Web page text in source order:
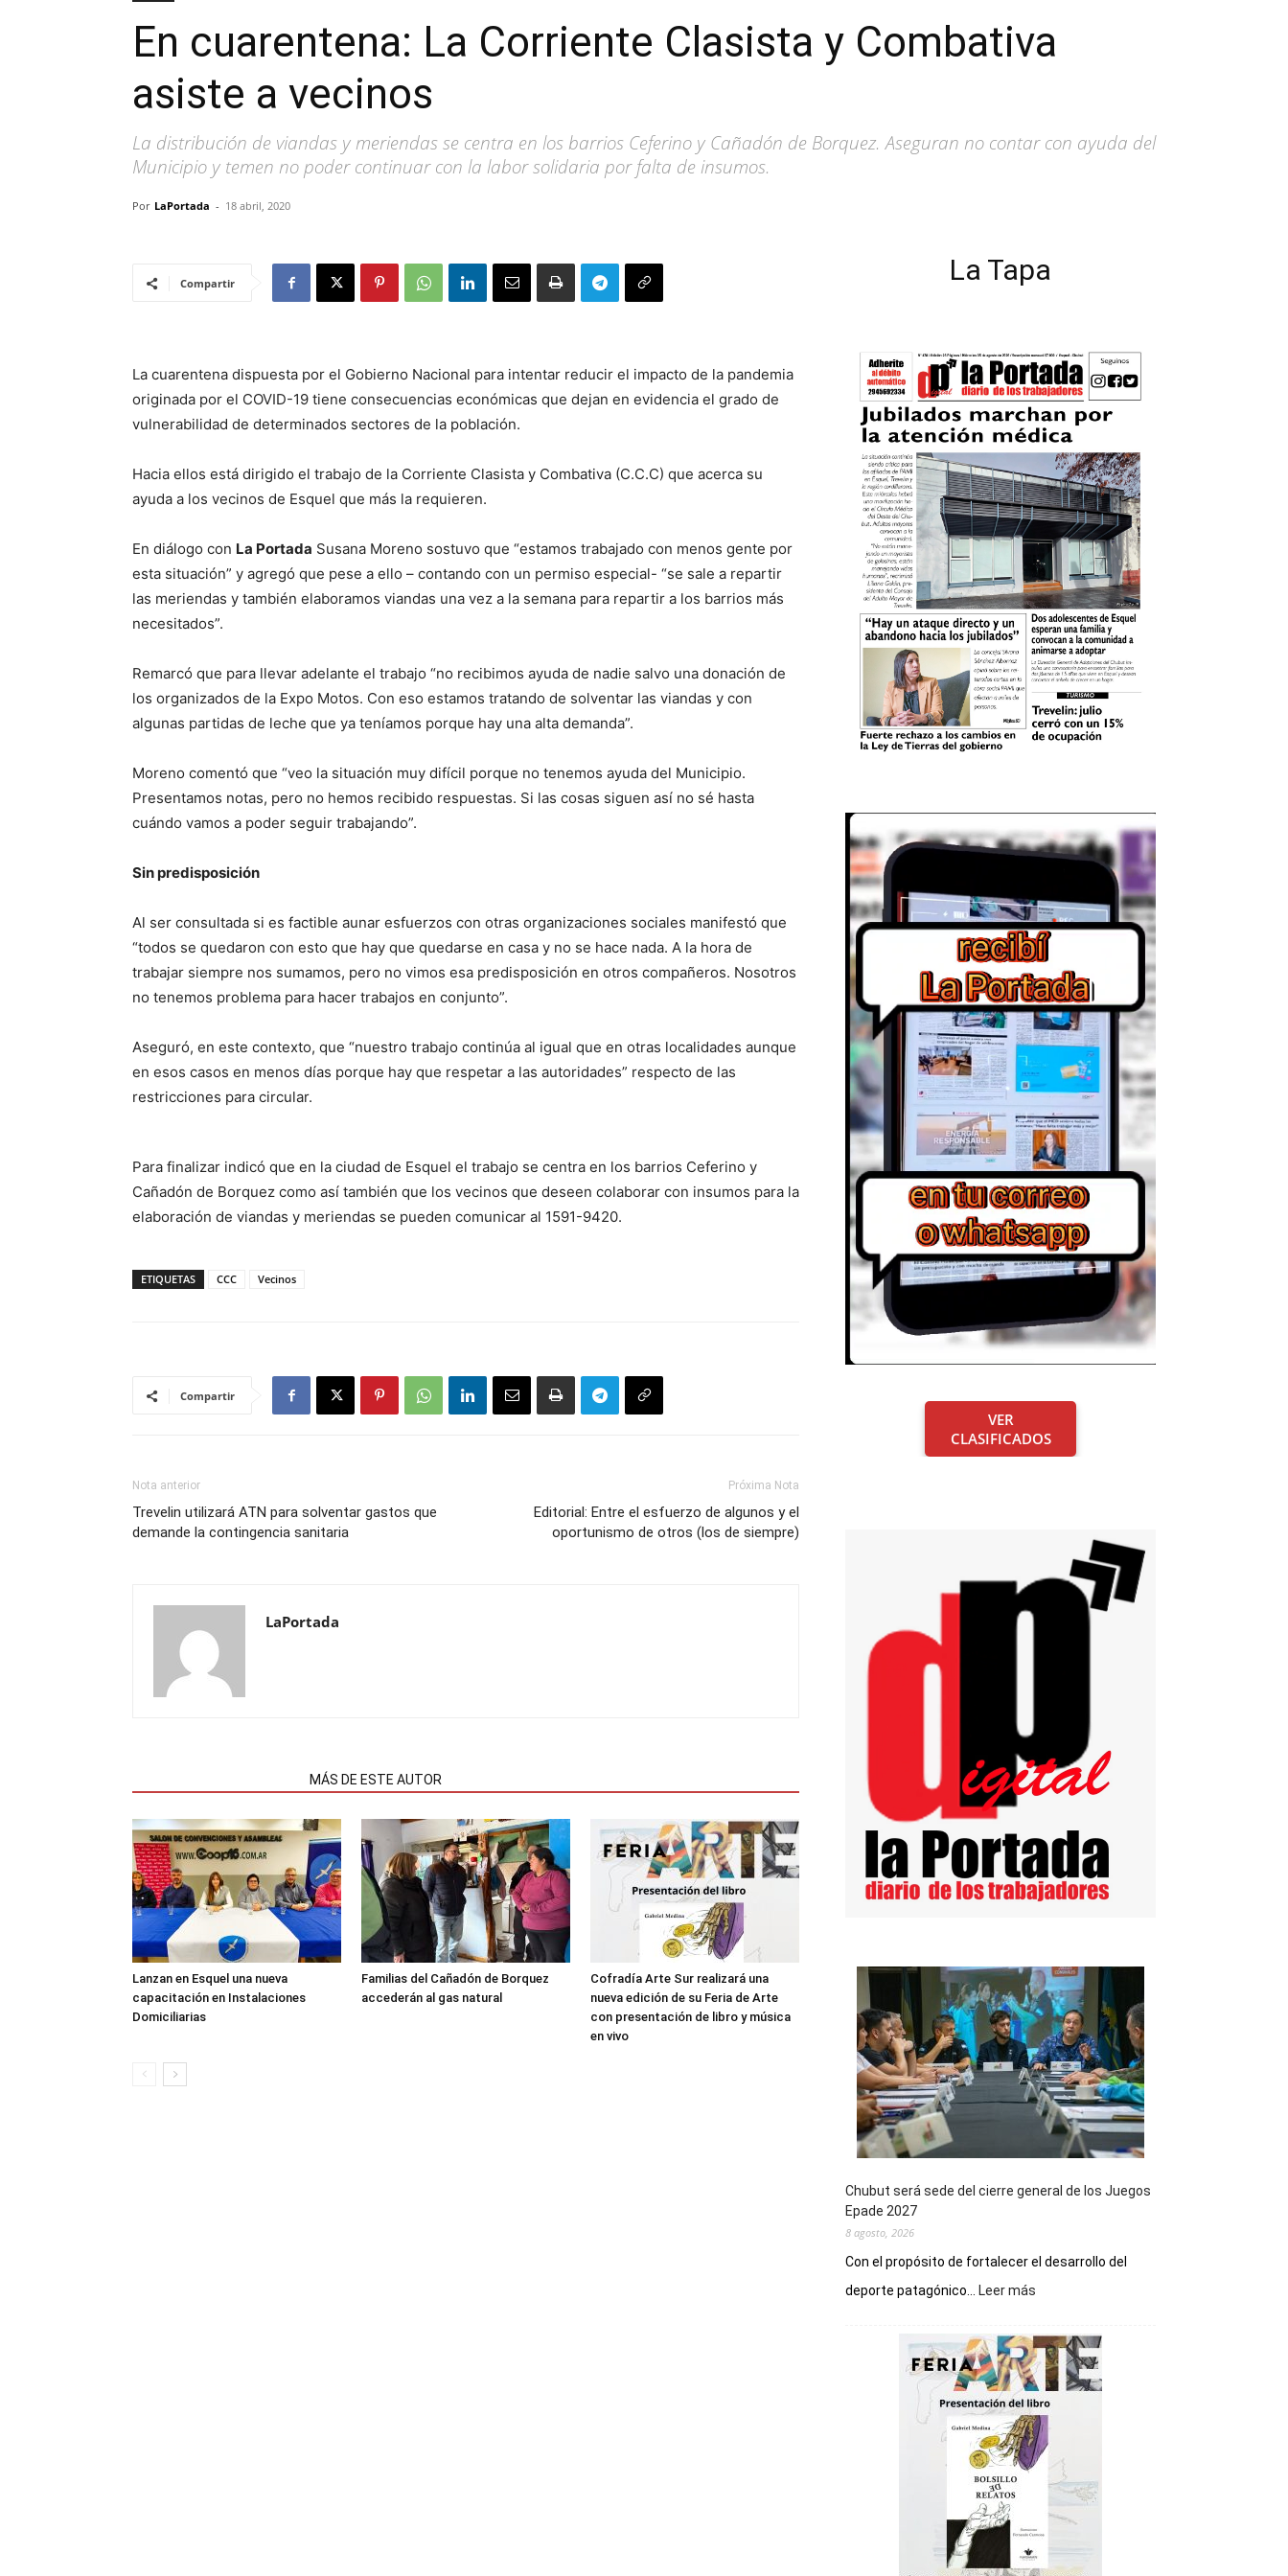
En cuarentena: La Corriente Clasista y Combativa
asiste a vecinos
La distribución de viandas y meriendas se centra en los barrios Ceferino y Cañadón de Borquez. Aseguran no contar con ayuda del
Municipio y temen no poder continuar con la labor solidaria por falta de insumos.
Por LaPortada - 18 abril, 2020
Compartir
La cuarentena dispuesta por el Gobierno Nacional para intentar reducir el impacto de la pandemia
originada por el COVID-19 tiene consecuencias económicas que dejan en evidencia el grado de
vulnerabilidad de determinados sectores de la población.
Hacia ellos está dirigido el trabajo de la Corriente Clasista y Combativa (C.C.C) que acerca su
ayuda a los vecinos de Esquel que más la requieren.
En diálogo con La Portada Susana Moreno sostuvo que “estamos trabajado con menos gente por
esta situación” y agregó que pese a ello – contando con un permiso especial- “se sale a repartir
las meriendas y también elaboramos viandas una vez a la semana para repartir a los barrios más
necesitados”.
Remarcó que para llevar adelante el trabajo “no recibimos ayuda de nadie salvo una donación de
los organizados de la Expo Motos. Con eso estamos tratando de solventar las viandas y con
algunas partidas de leche que ya teníamos porque hay una alta demanda”.
Moreno comentó que “veo la situación muy difícil porque no tenemos ayuda del Municipio.
Presentamos notas, pero no hemos recibido respuestas. Si las cosas siguen así no sé hasta
cuándo vamos a poder seguir trabajando”.
Sin predisposición
Al ser consultada si es factible aunar esfuerzos con otras organizaciones sociales manifestó que
“todos se quedaron con esto que hay que quedarse en casa y no se hace nada. A la hora de
trabajar siempre nos sumamos, pero no vimos esa predisposición en otros compañeros. Nosotros
no tenemos problema para hacer trabajos en conjunto”.
Aseguró, en este contexto, que “nuestro trabajo continúa al igual que en otras localidades aunque
en esos casos en menos días porque hay que respetar a las autoridades” respecto de las
restricciones para circular.
Para finalizar indicó que en la ciudad de Esquel el trabajo se centra en los barrios Ceferino y
Cañadón de Borquez como así también que los vecinos que deseen colaborar con insumos para la
elaboración de viandas y meriendas se pueden comunicar al 1591-9420.
ETIQUETAS CCC Vecinos
Compartir
Nota anterior
Trevelin utilizará ATN para solventar gastos que
demande la contingencia sanitaria
Próxima Nota
Editorial: Entre el esfuerzo de algunos y el
oportunismo de otros (los de siempre)
LaPortada
MÁS DE ESTE AUTOR
Lanzan en Esquel una nueva
capacitación en Instalaciones
Domiciliarias
Familias del Cañadón de Borquez
accederán al gas natural
Cofradía Arte Sur realizará una
nueva edición de su Feria de Arte
con presentación de libro y música
en vivo
La Tapa
VER
CLASIFICADOS
Chubut será sede del cierre general de los Juegos
Epade 2027
8 agosto, 2026
Con el propósito de fortalecer el desarrollo del
deporte patagónico...
Leer más
sede
del
cierre
general
de
los
Juegos
Epade
2027